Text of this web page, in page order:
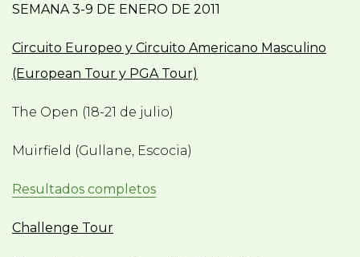
SEMANA 3-9 DE ENERO DE 2011
Circuito Europeo y Circuito Americano Masculino
(European Tour y PGA Tour)
The Open (18-21 de julio)
Muirfield (Gullane, Escocia)
Resultados completos
Challenge Tour